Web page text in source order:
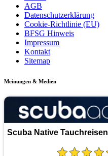
AGB
Datenschutzerklärung
Cookie-Richtlinie (EU)
BFSG Hinweis
Impressum
Kontakt
Sitemap
Meinungen & Medien
Scuba Native Tauchreisen